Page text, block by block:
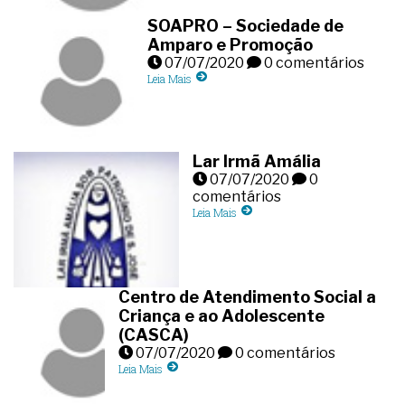
SOAPRO – Sociedade de
Amparo e Promoção
07/07/2020 0 comentários
Leia Mais
Lar Irmã Amália
07/07/2020
0
comentários
Leia Mais
Centro de Atendimento Social a
Criança e ao Adolescente
(CASCA)
07/07/2020 0 comentários
Leia Mais